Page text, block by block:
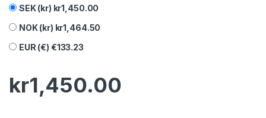
SEK (kr) kr1,450.00
NOK (kr) kr1,464.50
EUR (€) €133.23
kr1,450.00